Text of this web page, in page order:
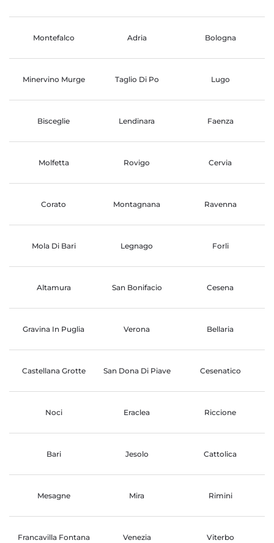
Montefalco Adria Bologna
Minervino Murge Taglio Di Po Lugo
Bisceglie Lendinara Faenza
Molfetta Rovigo Cervia
Corato Montagnana Ravenna
Mola Di Bari Legnago Forli
Altamura San Bonifacio Cesena
Gravina In Puglia Verona Bellaria
Castellana Grotte San Dona Di Piave Cesenatico
Noci Eraclea Riccione
Bari Jesolo Cattolica
Mesagne Mira Rimini
Francavilla Fontana Venezia Viterbo